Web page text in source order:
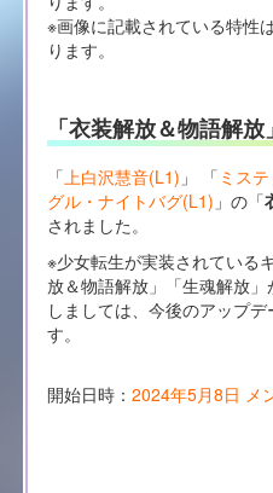
※画像に記載されている特性
ります。
「衣装解放＆物語解放
「上白沢慧音(L1) 」 「 ミス
グル・ナイトバグ(L1) 」の「
されました。
※少女転生が実装されている
放＆物語解放」「生魂解放
しましては、今後のアップ
す。
開始日時： 2024年5月8日 メ